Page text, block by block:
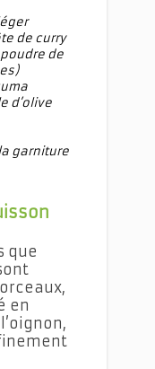
de curry
de
d’olive
garniture
que
en